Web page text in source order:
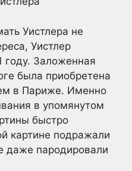
Уистлера не
Уистлер
году. Заложенная
была приобретена
в Париже. Именно
в упомянутом
быстро
картине подражали
даже пародировали